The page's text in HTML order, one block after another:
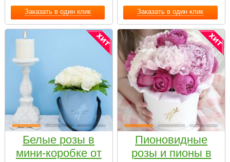
Заказать в один клик Заказать в один клик
Белые розы в
мини-коробке от
Пионовидные
розы и пионы в